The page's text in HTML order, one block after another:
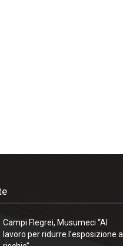
Campi Flegrei, Musumeci “Al
lavoro per ridurre l’esposizione al